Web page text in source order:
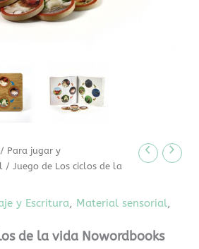
/ Para jugar y
/ Juego de Los ciclos de la
y Escritura, Material sensorial,
de la vida Nowordbooks